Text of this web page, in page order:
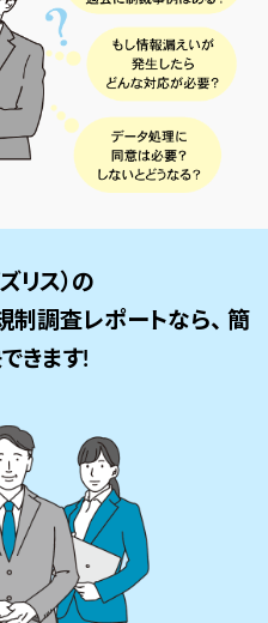
リス）の
調査レポートなら、 簡
きます!